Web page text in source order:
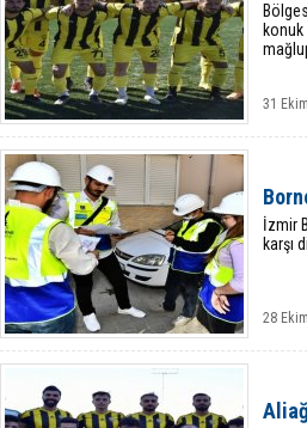
31
İzmir
karşı
28